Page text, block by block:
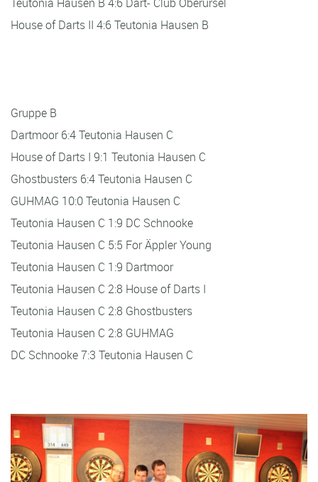
House of Darts II 4:6 Teutonia Hausen B
Gruppe B
Dartmoor 6:4 Teutonia Hausen C
House of Darts I 9:1 Teutonia Hausen C
Ghostbusters 6:4 Teutonia Hausen C
GUHMAG 10:0 Teutonia Hausen C
Teutonia Hausen C 1:9 DC Schnooke
Teutonia Hausen C 5:5 For Äppler Young
Teutonia Hausen C 1:9 Dartmoor
Teutonia Hausen C 2:8 House of Darts I
Teutonia Hausen C 2:8 Ghostbusters
Teutonia Hausen C 2:8 GUHMAG
DC Schnooke 7:3 Teutonia Hausen C